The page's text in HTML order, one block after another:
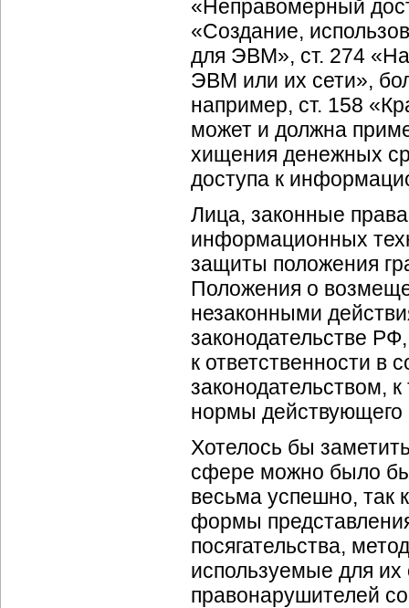
«Неправомерный
«Создание,
для ЭВМ», ст. 274
ЭВМ или их сети»,
например, ст. 158
может и должна
хищения денежных
доступа к
Лица, законные
информационных
защиты положения
Положения о
незаконными
законодательстве
к ответственности в
законодательством,
нормы действующего
Хотелось бы
сфере можно было бы
весьма успешно, так
формы
посягательства,
используемые для
правонарушителей